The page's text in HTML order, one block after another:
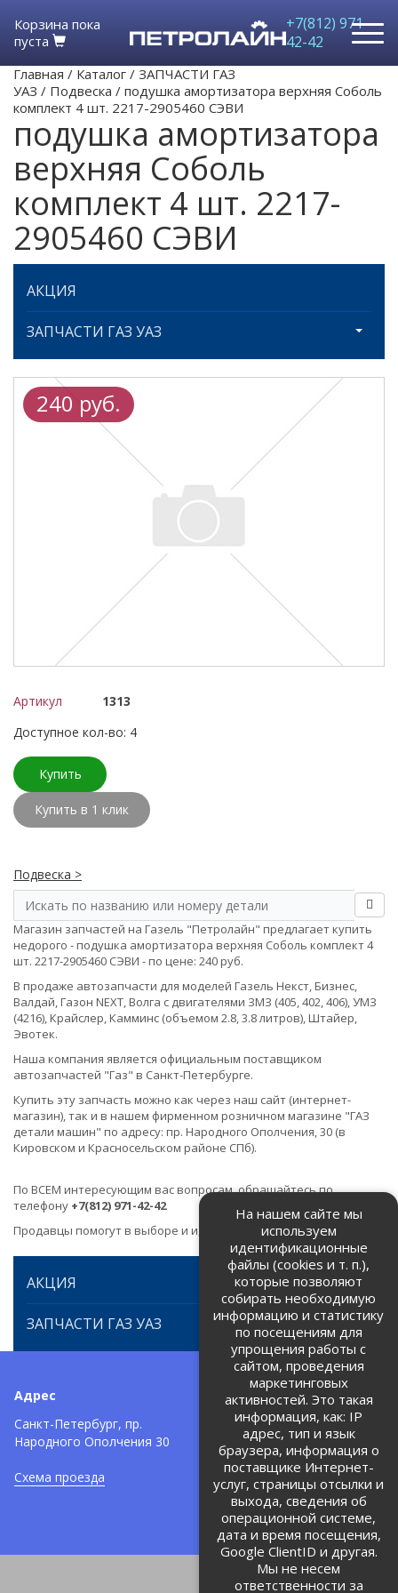
Корзина пока
пуста
+7(812) 971-
42-42
Главная / Каталог / ЗАПЧАСТИ ГАЗ
УАЗ / Подвеска / подушка амортизатора верхняя Соболь
комплект 4 шт. 2217-2905460 СЭВИ
подушка амортизатора
верхняя Соболь
комплект 4 шт. 2217-
2905460 СЭВИ
АКЦИЯ
ЗАПЧАСТИ ГАЗ УАЗ
240 руб.
Артикул
1313
Доступное кол-во: 4
Купить
Купить в 1 клик
Подвеска >
Магазин запчастей на Газель "Петролайн" предлагает купить
недорого - подушка амортизатора верхняя Соболь комплект 4
шт. 2217-2905460 СЭВИ - по цене: 240 руб.
В продаже автозапчасти для моделей Газель Некст, Бизнес,
Валдай, Газон NEXT, Волга с двигателями ЗМЗ (405, 402, 406), УМЗ
(4216), Крайслер, Камминс (объемом 2.8, 3.8 литров), Штайер,
Эвотек.
Наша компания является официальным поставщиком
автозапчастей "Газ" в Санкт-Петербурге.
Купить эту запчасть можно как через наш сайт (интернет-
магазин), так и в нашем фирменном розничном магазине "ГАЗ
детали машин" по адресу: пр. Народного Ополчения, 30 (в
Кировском и Красносельском районе СПб).
По ВСЕМ интересующим вас вопросам, обращайтесь по
телефону +7(812) 971-42-42
Продавцы помогут в выборе и идентификации товара.
АКЦИЯ
ЗАПЧАСТИ ГАЗ УАЗ
Адрес
Санкт-Петербург, пр.
Народного Ополчения 30
Схема проезда
Телефоны:
+7 (812) 971-42-42
Политика об обработке и
защите персональных данных
Соглашение на обработку
персональных данных
На нашем сайте мы
используем
идентификационные
файлы (cookies и т. п.),
которые позволяют
собирать необходимую
информацию и статистику
по посещениям для
упрощения работы с
сайтом, проведения
маркетинговых
активностей. Это такая
информация, как: IP
адрес, тип и язык
браузера, информация о
поставщике Интернет-
услуг, страницы отсылки и
выхода, сведения об
операционной системе,
дата и время посещения,
Google ClientID и другая.
Мы не несем
ответственности за